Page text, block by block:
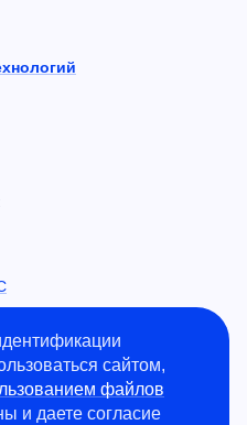
сайтом,
файлов
и даете согласие